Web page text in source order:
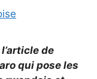
de
qui pose les